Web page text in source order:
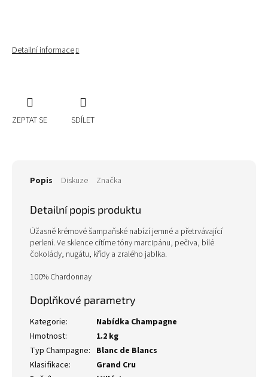
Detailní informace
ZEPTAT SE SDÍLET
Popis Diskuze Značka
Detailní popis produktu
Úžasně krémové šampaňské nabízí jemné a přetrvávající
perlení. Ve sklence cítíme tóny marcipánu, pečiva, bílé
čokolády, nugátu, křídy a zralého jablka.
100% Chardonnay
Doplňkové parametry
Kategorie:
Nabídka Champagne
Hmotnost:
1.2 kg
Typ Champagne: Blanc de Blancs
Klasifikace:
Grand Cru